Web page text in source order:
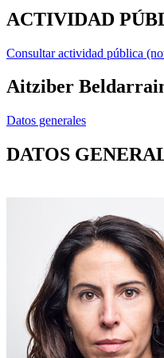
ACTIVIDAD
Consultar actividad pública
Aitziber
Datos generales
DATOS